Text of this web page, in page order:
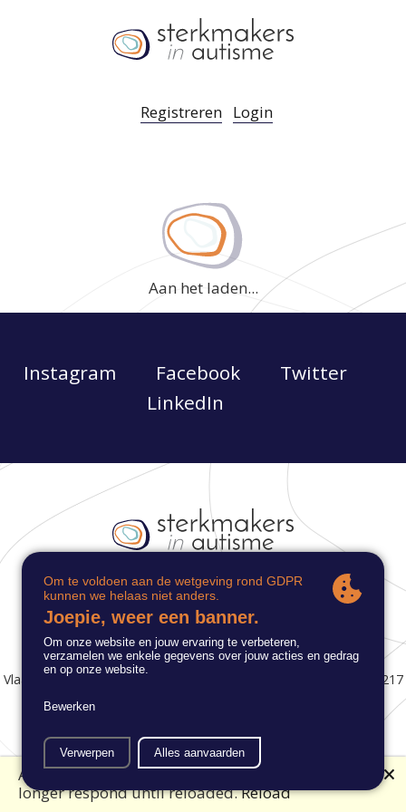
MENU
Registreren Login
Aan het laden...
Instagram Facebook
Twitter
LinkedIn
Groot Begijnhof 85, 9040 Gent
info@autisme.be
Vlaamse Dienst Autisme © 2021 | ondernemingsnummer: 0462 217
An error has occurred. This application may no
longer respond until reloaded.Reload
🗙